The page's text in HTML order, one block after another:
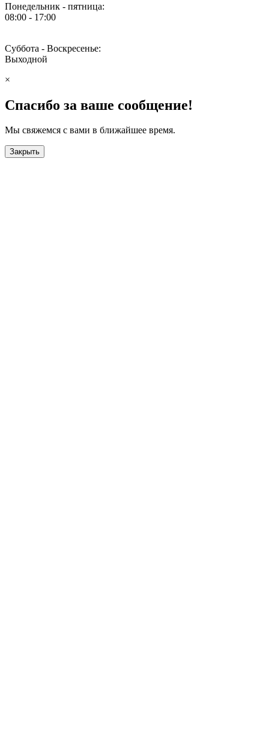
Понедельник - пятница:
08:00 - 17:00
Суббота - Воскресенье:
Выходной
×
Спасибо за ваше сообщение!
Мы свяжемся с вами в ближайшее время.
Закрыть